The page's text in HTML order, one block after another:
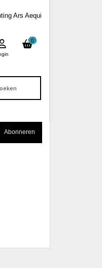
Ars Aequi
0
Abonneren